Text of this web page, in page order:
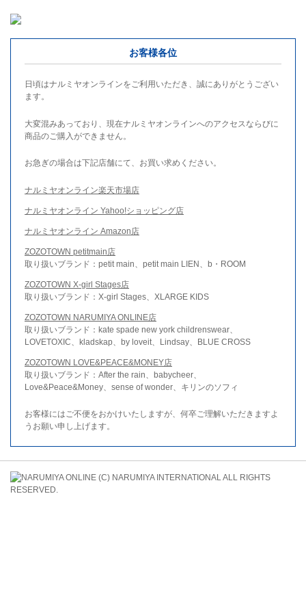
お客様各位
日頃はナルミヤオンラインをご利用いただき、誠にありがとうござい
ます。
大変混みあっており、現在ナルミヤオンラインへのアクセスならびに
商品のご購入ができません。
お急ぎの場合は下記店舗にて、お買い求めください。
ナルミヤオンライン楽天市場店
ナルミヤオンライン Yahoo!ショッピング店
ナルミヤオンライン Amazon店
ZOZOTOWN petitmain店
取り扱いブランド：petit main、petit main LIEN、b・ROOM
ZOZOTOWN X-girl Stages店
取り扱いブランド：X-girl Stages、XLARGE KIDS
ZOZOTOWN NARUMIYA ONLINE店
取り扱いブランド：kate spade new york childrenswear、
LOVETOXIC、kladskap、by loveit、Lindsay、BLUE CROSS
ZOZOTOWN LOVE&PEACE&MONEY店
取り扱いブランド：After the rain、babycheer、
Love&Peace&Money、sense of wonder、キリンのソフィ
お客様にはご不便をおかけいたしますが、何卒ご理解いただきますよ
うお願い申し上げます。